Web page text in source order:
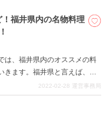
！福井県内の名物料理
は、福井県内のオススメの料
きます。福井県と言えば、や
のイメージに残っているかも
な自然と落ち着いた雰囲気を
2022-02-28 運営事務局